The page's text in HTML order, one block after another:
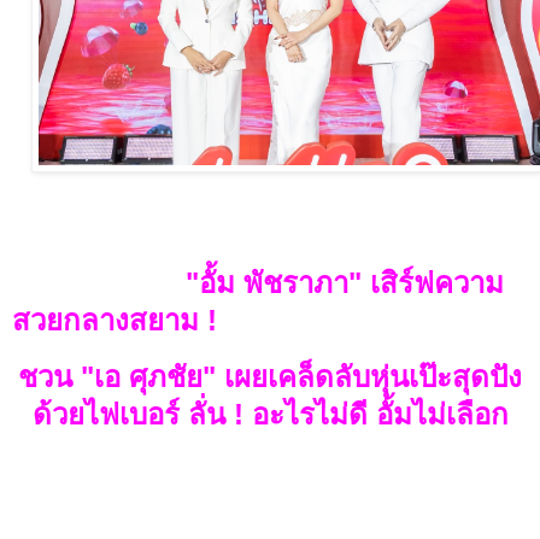
"อั้ม พัชราภา" เสิร์ฟความ
สวยกลางสยาม !
ชวน "เอ ศุภชัย" เผยเคล็ดลับหุ่นเป๊ะสุดปัง
ด้วยไฟเบอร์ ลั่น ! อะไรไม่ดี อั้มไม่เลือก